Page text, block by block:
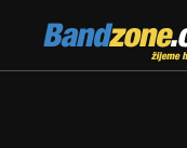
Bandzone.cz
žijeme hudbou